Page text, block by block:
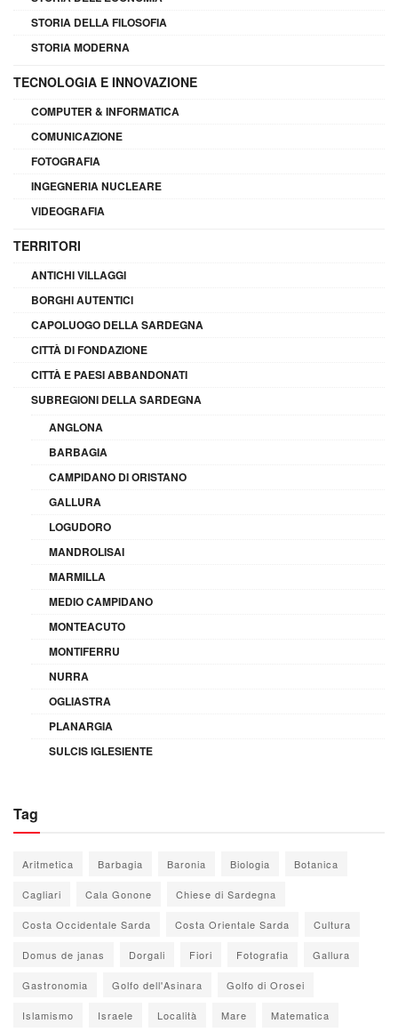
STORIA DELLA FILOSOFIA
STORIA MODERNA
TECNOLOGIA E INNOVAZIONE
COMPUTER & INFORMATICA
COMUNICAZIONE
FOTOGRAFIA
INGEGNERIA NUCLEARE
VIDEOGRAFIA
TERRITORI
ANTICHI VILLAGGI
BORGHI AUTENTICI
CAPOLUOGO DELLA SARDEGNA
CITTÀ DI FONDAZIONE
CITTÀ E PAESI ABBANDONATI
SUBREGIONI DELLA SARDEGNA
ANGLONA
BARBAGIA
CAMPIDANO DI ORISTANO
GALLURA
LOGUDORO
MANDROLISAI
MARMILLA
MEDIO CAMPIDANO
MONTEACUTO
MONTIFERRU
NURRA
OGLIASTRA
PLANARGIA
SULCIS IGLESIENTE
Tag
Aritmetica Barbagia Baronia Biologia Botanica
Cagliari Cala Gonone Chiese di Sardegna
Costa Occidentale Sarda Costa Orientale Sarda Cultura
Domus de janas Dorgali Fiori Fotografia Gallura
Gastronomia Golfo dell'Asinara Golfo di Orosei
Islamismo Israele Località Mare Matematica